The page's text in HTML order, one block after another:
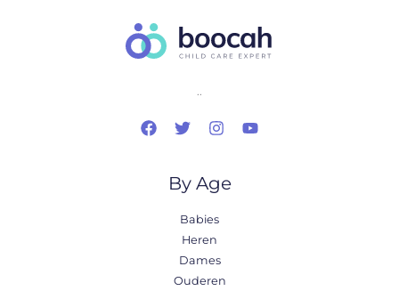
..
By Age
Babies
Heren
Dames
Ouderen